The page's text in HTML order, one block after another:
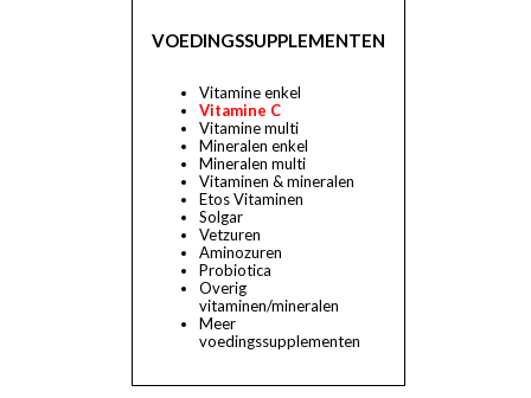
VOEDINGSSUPPLEMENTEN
Vitamine enkel
Vitamine C
Vitamine multi
Mineralen enkel
Mineralen multi
Vitaminen & mineralen
Etos Vitaminen
Solgar
Vetzuren
Aminozuren
Probiotica
Overig
vitaminen/mineralen
Meer
voedingssupplementen